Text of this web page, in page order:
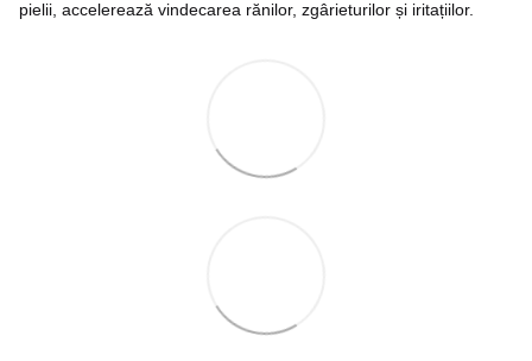
pielii, accelerează vindecarea rănilor, zgârieturilor și iritațiilor.